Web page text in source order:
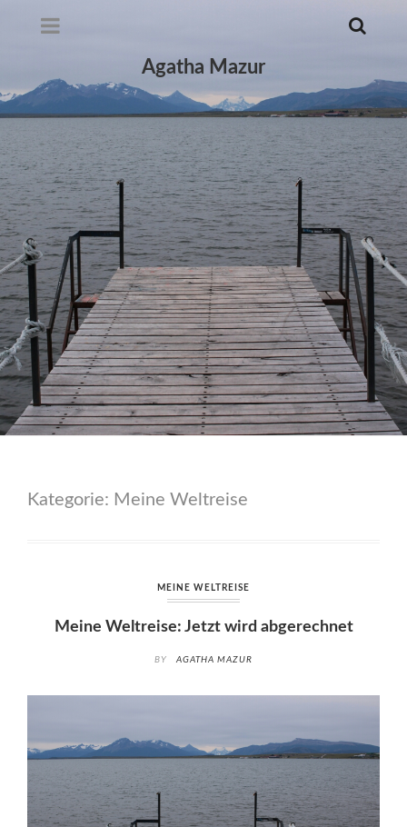
Agatha Mazur
Kategorie: Meine Weltreise
MEINE WELTREISE
Meine Weltreise: Jetzt wird abgerechnet
BY AGATHA MAZUR